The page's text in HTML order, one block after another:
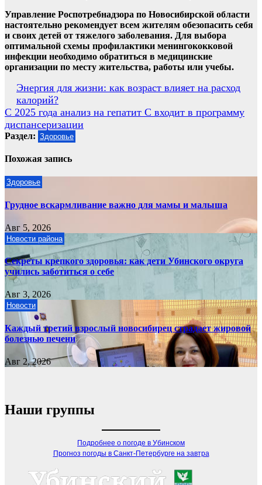
Управление Роспотребнадзора по Новосибирской области
настоятельно рекомендует всем жителям обезопасить себя
и своих детей от тяжелого заболевания. Для выбора
оптимальной схемы профилактики менингококковой
инфекции необходимо обратиться в медицинские
организации по месту жительства, работы или учебы.
Навигация
по
записям
Энергия для жизни: как возраст влияет на расход
калорий?
С 2025 года анализ на гепатит С входит в программу
диспансеризации
Раздел: Здоровье
Похожая запись
Здоровье
Грудное вскармливание важно для мамы и малыша
Авг 5, 2026
Новости района
Секреты крепкого здоровья: как дети Убинского округа
учились заботиться о себе
Авг 3, 2026
Новости
Каждый третий взрослый новосибирец страдает жировой
болезнью печени
Авг 2, 2026
Наши группы
Подробнее о погоде в Убинском
Прогноз погоды в Санкт-Петербурге на завтра